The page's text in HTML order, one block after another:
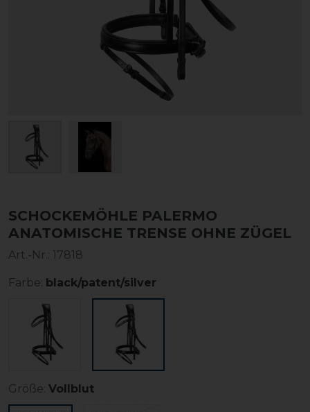
SCHOCKEMÖHLE PALERMO
ANATOMISCHE TRENSE OHNE ZÜGEL
Art.-Nr.: 17818
Farbe: black/patent/silver
Größe: Vollblut